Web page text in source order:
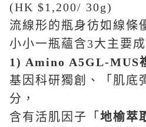
(HK $1,200/ 30g)
流線形的瓶身彷如線條
小小一瓶蘊含3大主要
1) Amino A5GL-MUS
基因科研獨創、「肌底
分，
含有活肌因子「 地榆萃